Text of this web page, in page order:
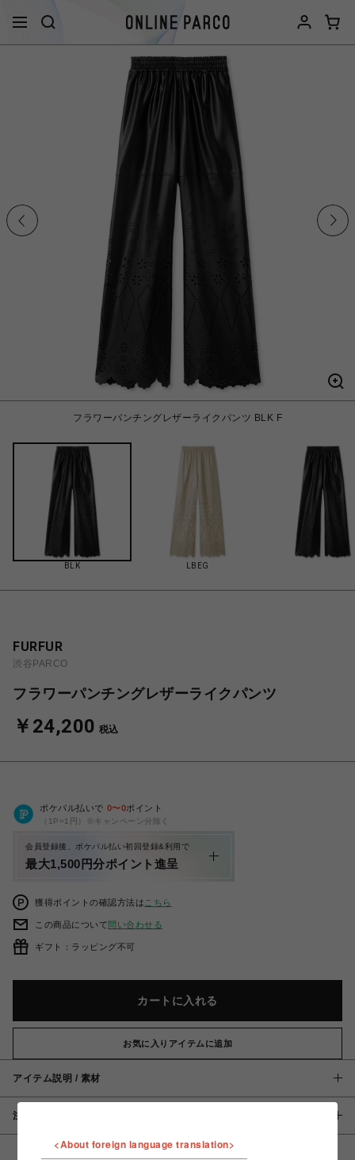
フラワーパンチングレザーライクパンツ BLK F
BLK LBEG
FURFUR
渋谷PARCO
フラワーパンチングレザーライクパンツ
￥24,200 税込
ポケパル払いで 0〜0ポイント
（1P=1円）※キャンペーン分除く
会員登録後、ポケパル払い初回登録&利用で
最大1,500円分ポイント進呈
獲得ポイントの確認方法は こちら
この商品について問い合わせる
ギフト：ラッピング不可
カートに入れる
お気に入りアイテムに追加
アイテム説明 / 素材
注意事項
<About foreign language translation>